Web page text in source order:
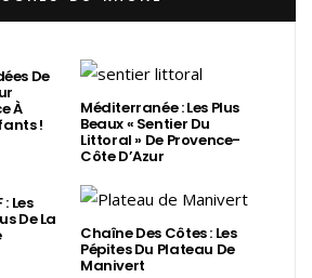
De
À
!
Méditerranée : Les Plus
Beaux « Sentier Du
Littoral » De Provence-
Côte D’Azur
Les
De La
Chaîne Des Côtes : Les
Pépites Du Plateau De
Manivert